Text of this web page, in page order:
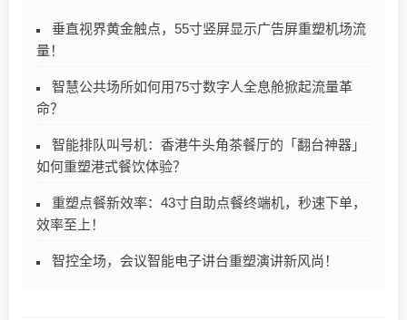
垂直视界黄金触点，55寸竖屏显示广告屏重塑机场流
量！
智慧公共场所如何用75寸数字人全息舱掀起流量革
命？
智能排队叫号机：香港牛头角茶餐厅的「翻台神器」
如何重塑港式餐饮体验？
重塑点餐新效率：43寸自助点餐终端机，秒速下单，
效率至上！
智控全场，会议智能电子讲台重塑演讲新风尚！